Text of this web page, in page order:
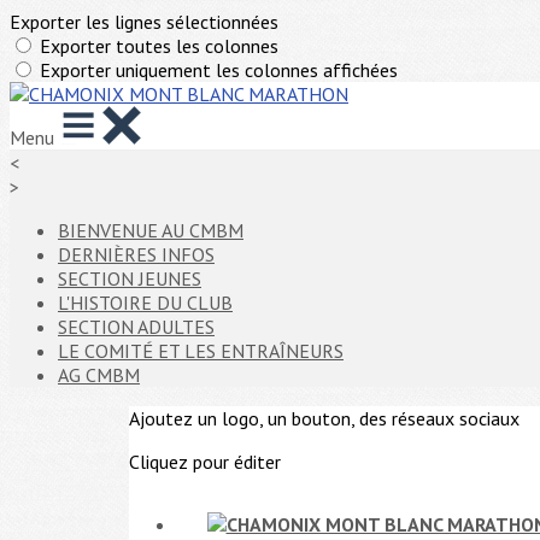
Exporter les lignes sélectionnées
Exporter toutes les colonnes
Exporter uniquement les colonnes affichées
Menu
<
>
BIENVENUE AU CMBM
DERNIÈRES INFOS
SECTION JEUNES
L'HISTOIRE DU CLUB
SECTION ADULTES
LE COMITÉ ET LES ENTRAÎNEURS
AG CMBM
Ajoutez un logo, un bouton, des réseaux sociaux
Cliquez pour éditer